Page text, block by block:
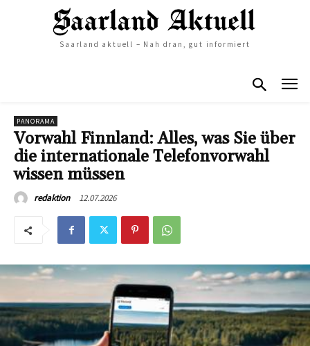
Saarland aktuell – Nah dran, gut informiert
PANORAMA
Vorwahl Finnland: Alles, was Sie über
die internationale Telefonvorwahl
wissen müssen
redaktion 12.07.2026